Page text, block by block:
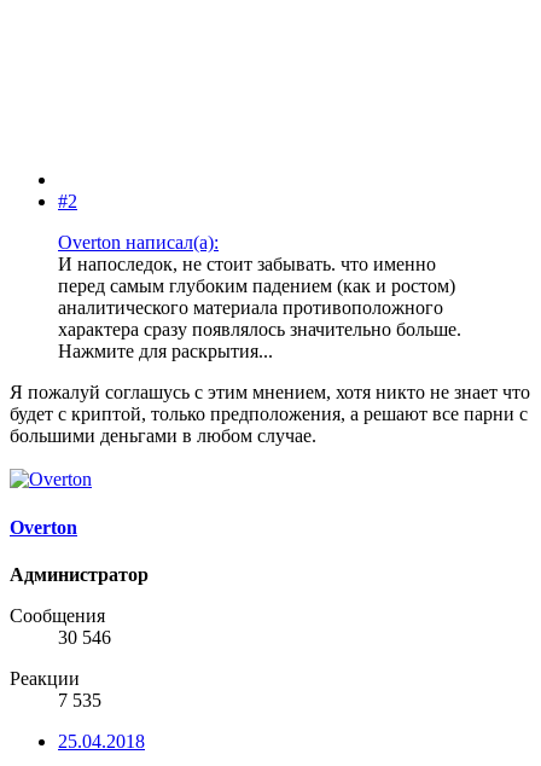
#2
Overton написал(а):
И напоследок, не стоит забывать. что именно
перед самым глубоким падением (как и ростом)
аналитического материала противоположного
характера сразу появлялось значительно больше.
Нажмите для раскрытия...
Я пожалуй соглашусь с этим мнением, хотя никто не знает что
будет с криптой, только предположения, а решают все парни с
большими деньгами в любом случае.
Overton
Администратор
Сообщения
30 546
Реакции
7 535
25.04.2018